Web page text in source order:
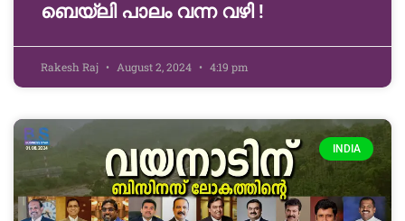
ബെയ്‌ലി പാലം വന്ന വഴി !
Rakesh Raj August 2, 2024 4:19 pm
INDIA